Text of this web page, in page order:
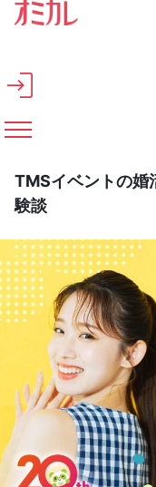
メインコンテンツへスキップ
TMSイベントの婚
験談